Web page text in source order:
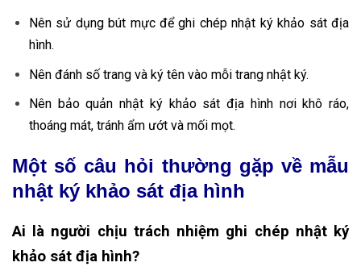
Nên sử dụng bút mực để ghi chép nhật ký khảo sát địa
hình.
Nên đánh số trang và ký tên vào mỗi trang nhật ký.
Nên bảo quản nhật ký khảo sát địa hình nơi khô ráo,
thoáng mát, tránh ẩm ướt và mối mọt.
Một số câu hỏi thường gặp về mẫu
nhật ký khảo sát địa hình
Ai là người chịu trách nhiệm ghi chép nhật ký
khảo sát địa hình?